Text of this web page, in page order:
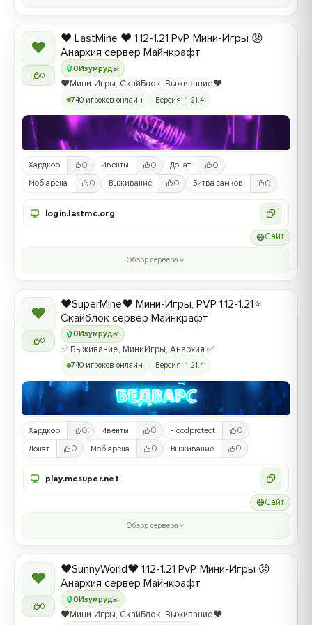
❤
0
0Изумруды
❤️ LastMine ❤️ 1.12-1.21 PvP, Мини-Игры 😡
Анархия сервер Майнкрафт
❤️Мини-Игры, СкайБлок, Выживание❤️
740 игроков онлайн Версия: 1.21.4
Хардкор 0 Ивенты 0 Донат 0
Моб арена 0 Выживание 0 Битва замков 0
login.lastmc.org
Сайт
Обзор сервера
❤
0
0 Изумруды
❤️SuperMine❤️ Мини-Игры, PVP 1.12-1.21⭐
Скайблок сервер Майнкрафт
✅ Выживание, МиниИгры, Анархия ✅
740 игроков онлайн Версия: 1.21.4
Хардкор 0 Ивенты 0 Floodprotect 0
Донат 0 Моб арена 0 Выживание 0
play.mcsuper.net
Сайт
Обзор сервера
❤
0
0Изумруды
❤️SunnyWorld❤️ 1.12-1.21 PvP, Мини-Игры 😡
Анархия сервер Майнкрафт
❤️Мини-Игры, СкайБлок, Выживание❤️